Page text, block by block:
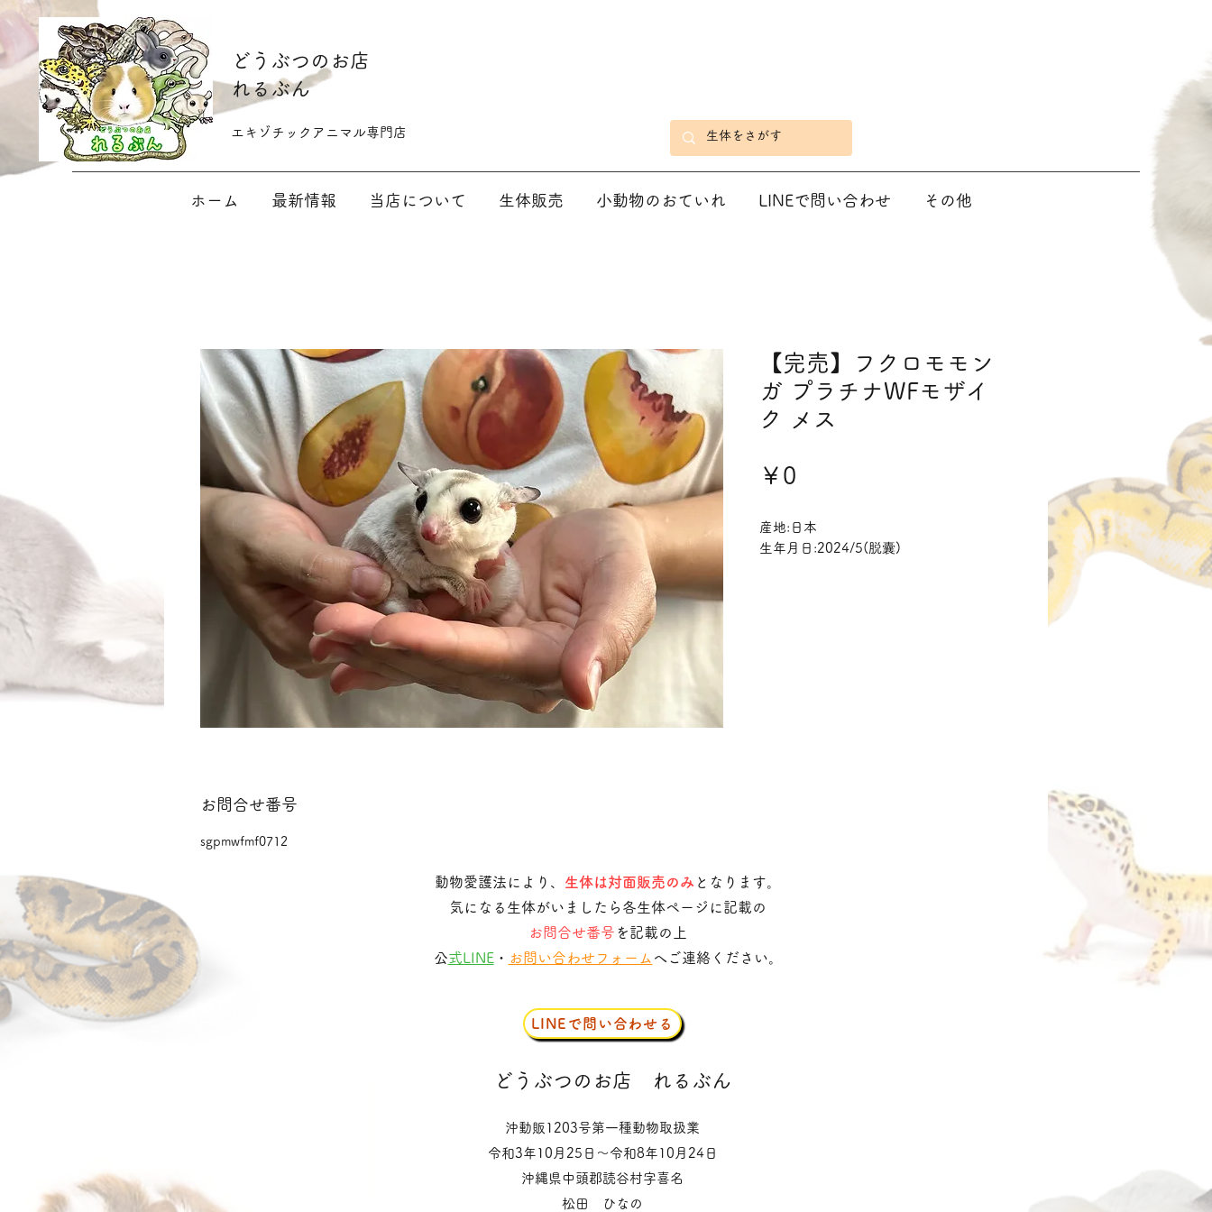
​どうぶつのお店
れるぶん
​​エキゾチックアニマル専門店
ホーム 最新情報 当店について 生体販売 小動物のおていれ LINEで問い合わせ その他
【完売】フクロモモン
ガ プラチナWFモザイ
ク メス
￥0
格
産地:日本
生年月日:2024/5(脱囊)
お問合せ番号
sgpmwfmf0712
動物愛護法により、 生体は対面販売のみ となります。
気になる生体がいましたら各生体ページに記載の
お問合せ番号 を記載の上
​公式LINE・ お問い合わせフォーム へご連絡ください。
LINEで問い合わせる
​どうぶつのお店 れるぶん
沖動販1203号第一種動物取扱業
令和3年10月25日〜令和8年10月24日
沖縄県中頭郡読谷村字喜名
松田 ひなの